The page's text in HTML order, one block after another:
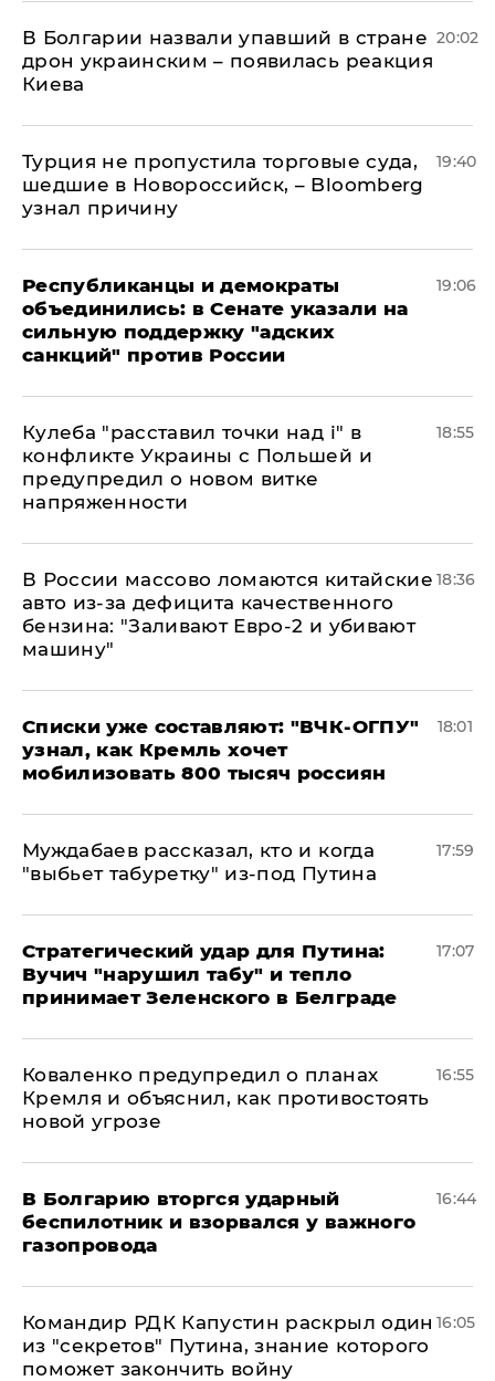
В Болгарии назвали упавший в стране
дрон украинским – появилась реакция
Киева
20:02
Турция не пропустила торговые суда,
шедшие в Новороссийск, – Bloomberg
узнал причину
19:40
Республиканцы и демократы
объединились: в Сенате указали на
сильную поддержку "адских
санкций" против России
19:06
Кулеба "расставил точки над і" в
конфликте Украины с Польшей и
предупредил о новом витке
напряженности
18:55
В России массово ломаются китайские
авто из-за дефицита качественного
бензина: "Заливают Евро-2 и убивают
машину"
18:36
Списки уже составляют: "ВЧК-ОГПУ"
узнал, как Кремль хочет
мобилизовать 800 тысяч россиян
18:01
Муждабаев рассказал, кто и когда
"выбьет табуретку" из-под Путина
17:59
Стратегический удар для Путина:
Вучич "нарушил табу" и тепло
принимает Зеленского в Белграде
17:07
Коваленко предупредил о планах
Кремля и объяснил, как противостоять
новой угрозе
16:55
В Болгарию вторгся ударный
беспилотник и взорвался у важного
газопровода
16:44
Командир РДК Капустин раскрыл один
из "секретов" Путина, знание которого
поможет закончить войну
16:05